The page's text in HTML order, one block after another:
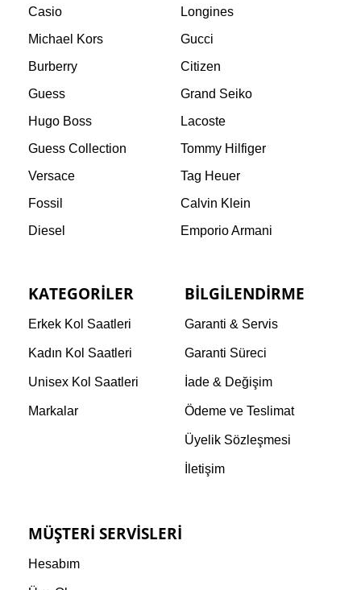
Casio
Longines
Michael Kors
Gucci
Burberry
Citizen
Guess
Grand Seiko
Hugo Boss
Lacoste
Guess Collection
Tommy Hilfiger
Versace
Tag Heuer
Fossil
Calvin Klein
Diesel
Emporio Armani
KATEGORILER
Erkek Kol Saatleri
Kadın Kol Saatleri
Unisex Kol Saatleri
Markalar
BILGILENDIRME
Garanti & Servis
Garanti Süreci
İade & Değişim
Ödeme ve Teslimat
Üyelik Sözleşmesi
İletişim
MÜŞTERI SERVISLERI
Hesabım